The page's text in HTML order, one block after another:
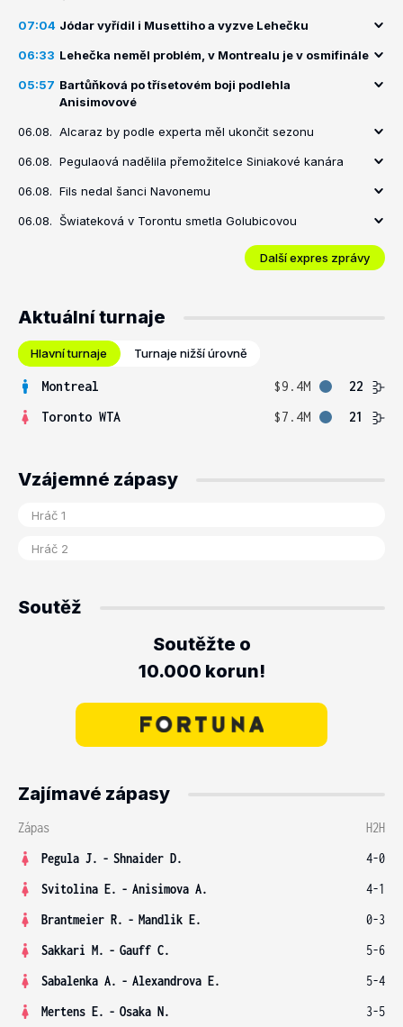
07:04 Jódar vyřídil i Musettiho a vyzve Lehečku
06:33 Lehečka neměl problém, v Montrealu je v osmifinále
05:57 Bartůňková po třísetovém boji podlehla
Anisimovové
06.08. Alcaraz by podle experta měl ukončit sezonu
06.08. Pegulaová nadělila přemožitelce Siniakové kanára
06.08. Fils nedal šanci Navonemu
06.08. Šwiateková v Torontu smetla Golubicovou
Další expres zprávy
Aktuální turnaje
Hlavní turnaje Turnaje nižší úrovně
Montreal $9.4M
22
Toronto WTA
$7.4M 21
Vzájemné zápasy
Soutěž
Soutěžte o
10.000 korun!
Zajímavé zápasy
Zápas
H2H
Pegula J. - Shnaider D.
4-0
Svitolina E. - Anisimova A.
4-1
Brantmeier R. - Mandlik E.
0-3
Sakkari M. - Gauff C.
5-6
Sabalenka A. - Alexandrova E.
5-4
Mertens E. - Osaka N. 3-5